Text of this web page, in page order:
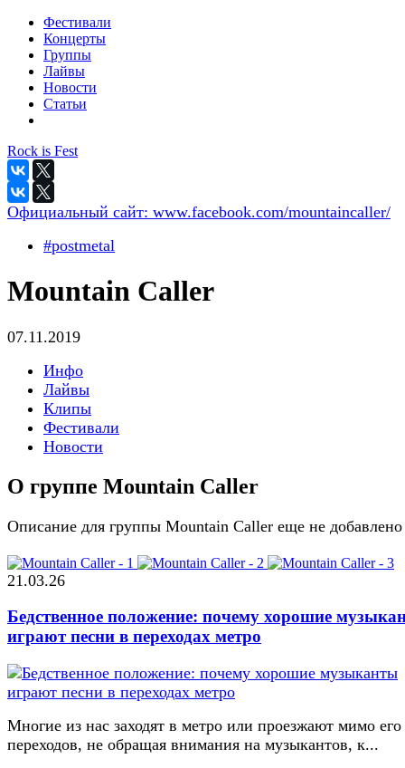
Фестивали
Концерты
Группы
Лайвы
Новости
Статьи
Rock is Fest
Официальный сайт: www.facebook.com/mountaincaller/
#postmetal
Mountain Caller
07.11.2019
Инфо
Лайвы
Клипы
Фестивали
Новости
О группе Mountain Caller
Описание для группы Mountain Caller еще не добавлено
21.03.26
Бедственное положение: почему хорошие
играют песни в переходах метро
Многие из нас заходят в метро или проезжают мимо его
переходов, не обращая внимания на музыкантов, к...